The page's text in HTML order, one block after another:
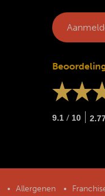
9.1 / 10
Allergenen